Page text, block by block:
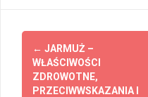
Post
navigation
← JARMUŻ –
WŁAŚCIWOŚCI
ZDROWOTNE,
PRZECIWWSKAZANIA I